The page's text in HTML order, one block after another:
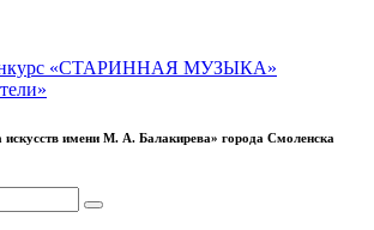
«СТАРИННАЯ МУЗЫКА»
имени М. А. Балакирева» города Смоленска